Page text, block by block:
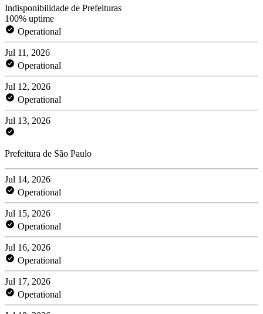
Indisponibilidade de Prefeituras
100% uptime
Operational
Jul 11, 2026
Operational
Jul 12, 2026
Operational
Jul 13, 2026
Prefeitura de São Paulo
Jul 14, 2026
Operational
Jul 15, 2026
Operational
Jul 16, 2026
Operational
Jul 17, 2026
Operational